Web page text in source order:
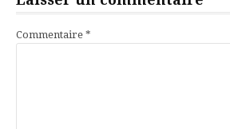
Commentaire *